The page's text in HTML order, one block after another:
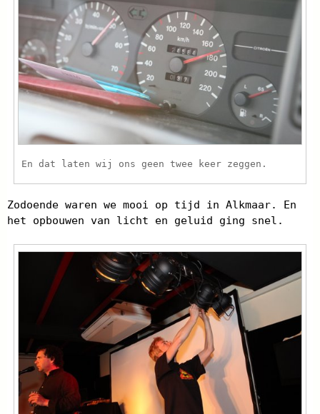
En dat laten wij ons geen twee keer zeggen.
Zodoende waren we mooi op tijd in Alkmaar. En
het opbouwen van licht en geluid ging snel.